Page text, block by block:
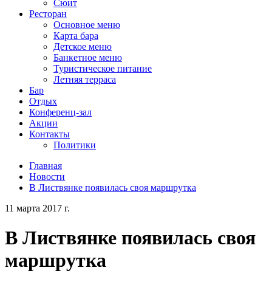
Сюит
Ресторан
Основное меню
Карта бара
Детское меню
Банкетное меню
Туристическое питание
Летняя терраса
Бар
Отдых
Конференц-зал
Акции
Контакты
Политики
Главная
Новости
В Листвянке появилась своя маршрутка
11 марта 2017 г.
В Листвянке появилась своя
маршрутка